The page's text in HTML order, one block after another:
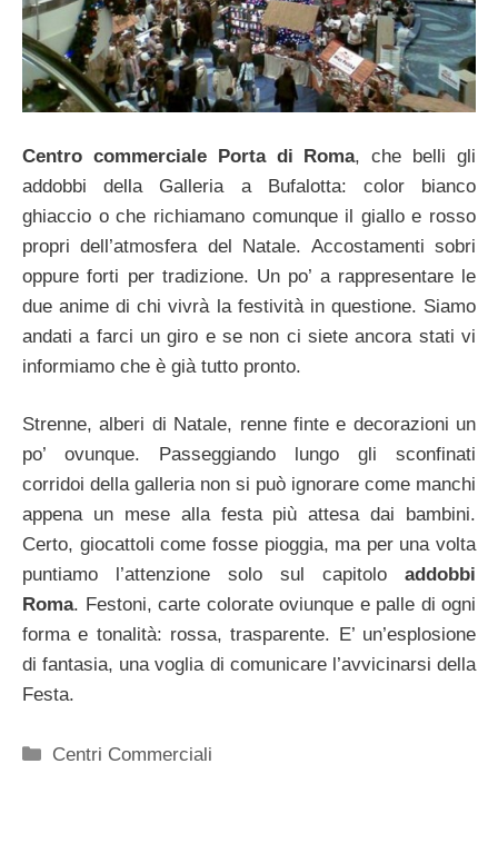
Centro commerciale Porta di Roma, che belli gli
addobbi della Galleria a Bufalotta: color bianco
ghiaccio o che richiamano comunque il giallo e rosso
propri dell’atmosfera del Natale. Accostamenti sobri
oppure forti per tradizione. Un po’ a rappresentare le
due anime di chi vivrà la festività in questione. Siamo
andati a farci un giro e se non ci siete ancora stati vi
informiamo che è già tutto pronto.
Strenne, alberi di Natale, renne finte e decorazioni un
po’ ovunque. Passeggiando lungo gli sconfinati
corridoi della galleria non si può ignorare come manchi
appena un mese alla festa più attesa dai bambini.
Certo, giocattoli come fosse pioggia, ma per una volta
puntiamo l’attenzione solo sul capitolo addobbi
Roma. Festoni, carte colorate oviunque e palle di ogni
forma e tonalità: rossa, trasparente. E’ un’esplosione
di fantasia, una voglia di comunicare l’avvicinarsi della
Festa.
Categorie
Centri Commerciali